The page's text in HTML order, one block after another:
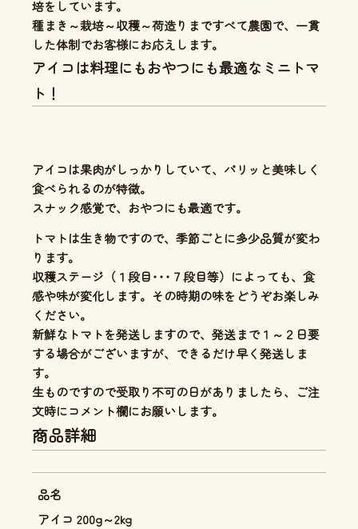
培をしています。
種まき～栽培～収穫～荷造りまですべて農園で、一貫
した体制でお客様にお応えします。
アイコは料理にもおやつにも最適なミニトマ
ト！
アイコは果肉がしっかり していて、 パリッと美味しく
食べられるのが特徴。
スナック感覚で、 おやつにも最適です。
トマトは生き物ですので、季節ごとに多少品質が変わ
ります。
収穫ステージ（１段目･･･７段目等）によっても、食
感や味が変化します。その時期の味をどうぞお楽しみ
ください。
新鮮なトマトを発送しますので、発送まで１～２日要
する場合がございますが、できるだけ早く発送しま
す。
生ものですので受取り不可の日がありましたら、ご注
文時にコメント欄にお願いします。
商品詳細
品名
アイコ 200g～2kg